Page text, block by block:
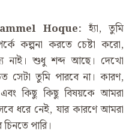
Hoque: হ্যাঁ, তুমি
কল্পনা করতে চেষ্টা করো,
নাই। শুধু শব্দ আছে। দেখো
সেটা তুমি পারবে না। কারণ,
এবং কিছু কিছু বিষয়কে আমরা
ধরে নেই, যার কারণে আমরা
পারি।